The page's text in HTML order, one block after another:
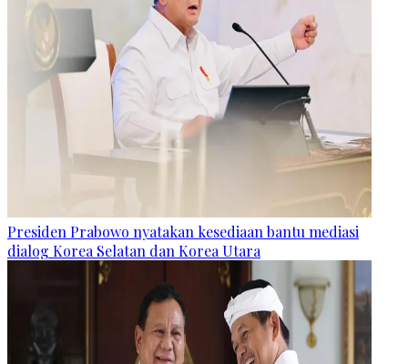
Presiden Prabowo nyatakan kesediaan bantu mediasi
dialog Korea Selatan dan Korea Utara